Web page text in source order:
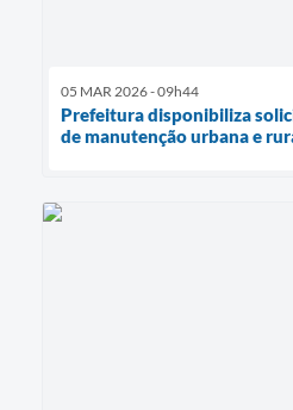
05 MAR 2026 - 09h44
Prefeitura disponibiliza
de manutenção urbana e